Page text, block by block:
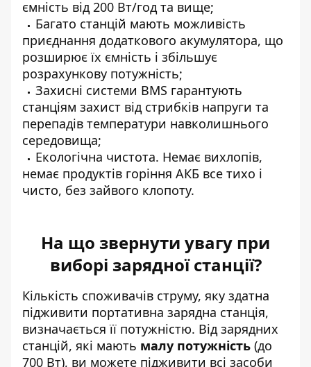
ємність від 200 Вт/год та вище;
Багато станцій мають можливість
приєднання додаткового акумулятора, що
розширює їх ємність і збільшує
розрахункову потужність;
Захисні системи BMS гарантують
станціям захист від стрибків напруги та
перепадів температури навколишнього
середовища;
Екологічна чистота. Немає вихлопів,
немає продуктів горіння АКБ все тихо і
чисто, без зайвого клопоту.
На що звернути увагу при
виборі зарядної станції?
Кількість споживачів струму, яку здатна
підживити портативна зарядна станція,
визначається її потужністю. Від зарядних
станцій, які мають малу потужність (до
700 Вт), ви можете підживити всі засоби